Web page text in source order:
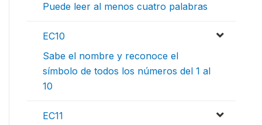
Puede leer al menos cuatro palabras
EC10
Sabe el nombre y reconoce el
símbolo de todos los números del 1 al
10
EC11